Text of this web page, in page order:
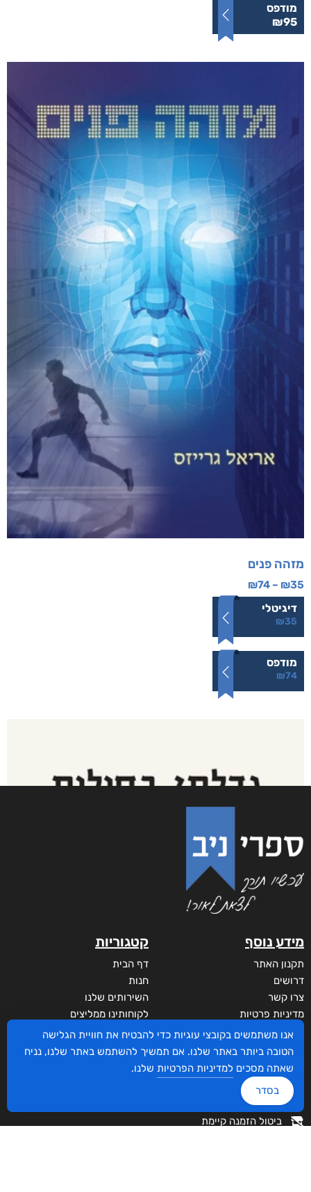
מודפס
₪95
מזהה פנים
₪35
–
₪74
דיגיטלי
₪35
מודפס
₪74
מידע נוסף
תקנון האתר
דרושים
צרו קשר
מדיניות פרטיות
הצהרת נגישות
לקוחות
סביבת סופר
איזור אישי
ביטול הזמנה קיימת
קטגוריות
דף הבית
חנות
השירותים שלנו
לקוחותינו ממליצים
שידורים
מי אנחנו?
אנו משתמשים בקובצי עוגיות כדי להבטיח את חוויית הגלישה
הטובה ביותר באתר שלנו. אם תמשיך להשתמש באתר שלנו, נניח
שאתה מסכים למדיניות הפרטיות שלנו.
בסדר